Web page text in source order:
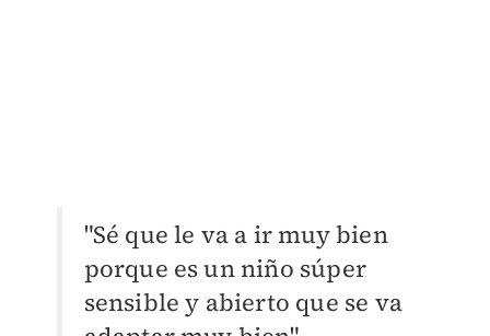
"Sé que le va a ir muy bien
porque es un niño súper
sensible y abierto que se va